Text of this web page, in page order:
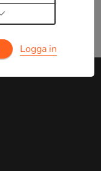
Logga in